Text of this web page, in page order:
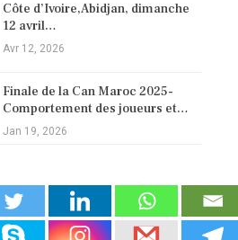
Côte d’Ivoire,Abidjan, dimanche
12 avril…
Avr 12, 2026
Finale de la Can Maroc 2025-
Comportement des joueurs et…
Jan 19, 2026